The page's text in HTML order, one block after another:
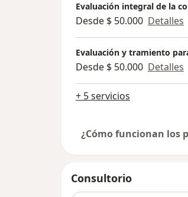
Evaluación integral de la
Desde $ 50.000 Detalles
Evaluación y tramiento
Desde $ 50.000 Detalles
+ 5 servicios
¿Cómo funcionan los
Consultorio